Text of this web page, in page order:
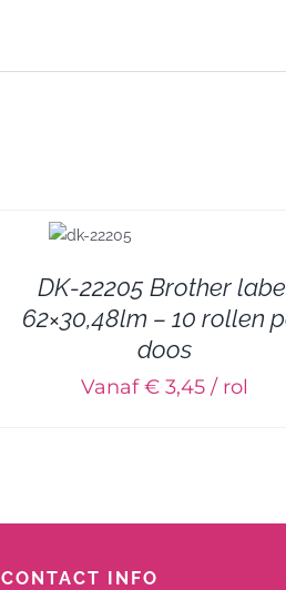
DK-22205 Brother
62×30,48lm – 10 rollen
doos
Vanaf € 3,45 / rol
CONTACT INFO